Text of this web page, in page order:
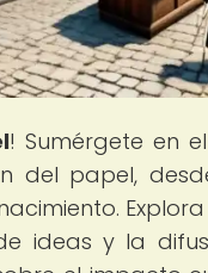
! Sumérgete en
del papel,
ideas y la